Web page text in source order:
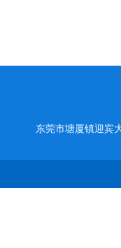
东莞市塘厦镇迎宾